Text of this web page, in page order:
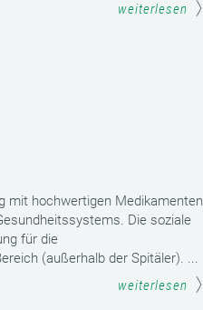
weiterlesen
mit hochwertigen Medikamenten
Die soziale
für die
(außerhalb der Spitäler). ...
weiterlesen